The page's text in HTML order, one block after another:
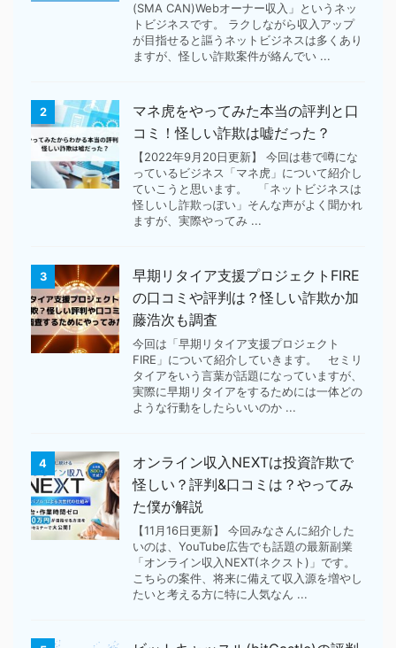
(SMA CAN)Webオーナー収入」というネッ
トビジネスです。 ラクしながら収入アップ
が目指せると謳うネットビジネスは多くあり
ますが、怪しい詐欺案件が絡んでい ...
2
マネ虎をやってみた本当の評判と口
コミ！怪しい詐欺は嘘だった？
【2022年9月20日更新】 今回は巷で噂にな
っているビジネス「マネ虎」について紹介し
ていこうと思います。 「ネットビジネスは
怪しいし詐欺っぽい」そんな声がよく聞かれ
ますが、実際やってみ ...
3
早期リタイア支援プロジェクトFIRE
の口コミや評判は？怪しい詐欺か加
藤浩次も調査
今回は「早期リタイア支援プロジェクト
FIRE」について紹介していきます。 セミリ
タイアをいう言葉が話題になっていますが、
実際に早期リタイアをするためには一体どの
ような行動をしたらいいのか ...
4
オンライン収入NEXTは投資詐欺で
怪しい？評判&口コミは？やってみ
た僕が解説
【11月16日更新】 今回みなさんに紹介した
いのは、YouTube広告でも話題の最新副業
「オンライン収入NEXT(ネクスト)」です。
こちらの案件、将来に備えて収入源を増やし
たいと考える方に特に人気なん ...